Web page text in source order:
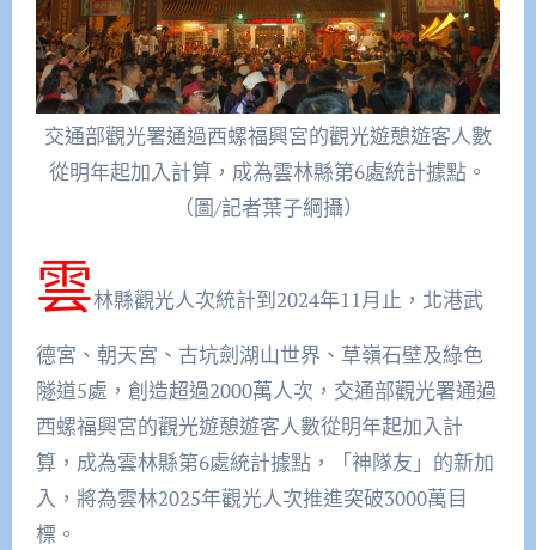
交通部觀光署通過西螺福興宮的觀光遊憩遊客人數
從明年起加入計算，成為雲林縣第6處統計據點。
（圖/記者葉子綱攝）
雲林縣觀光人次統計到2024年11月止，北港武
德宮、朝天宮、古坑劍湖山世界、草嶺石壁及綠色
隧道5處，創造超過2000萬人次，交通部觀光署通過
西螺福興宮的觀光遊憩遊客人數從明年起加入計
算，成為雲林縣第6處統計據點，「神隊友」的新加
入，將為雲林2025年觀光人次推進突破3000萬目
標。